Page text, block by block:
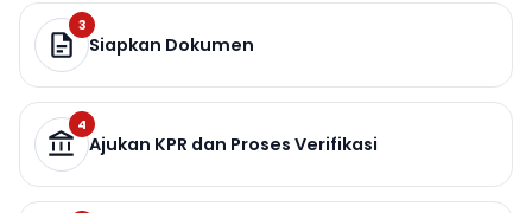
3
Siapkan Dokumen
4
Ajukan KPR dan Proses Verifikasi